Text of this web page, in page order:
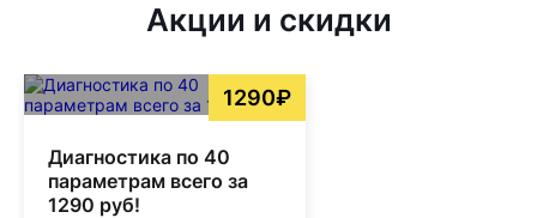
Акции и скидки
1290₽
Диагностика по 40
параметрам всего за
1290 руб!